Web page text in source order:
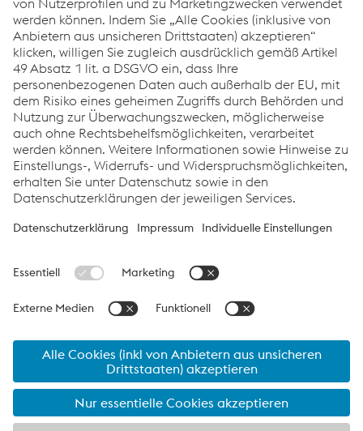
Links
Under the Surface
Zusätze
Links
Support & Service
Karriere
Allgemeine Geschäftsbedingungen
Verhaltenskodex
Datenschutz
Cookie-Einstellungen
Sprache